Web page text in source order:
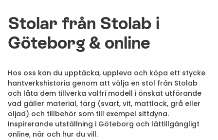
Stolar från Stolab i
Göteborg & online
Hos oss kan du upptäcka, uppleva och köpa ett stycke
hantverkshistoria genom att välja en stol från Stolab
och låta dem tillverka valfri modell i önskat utförande
vad gäller material, färg (svart, vit, mattlack, grå eller
oljad) och tillbehör som till exempel sittdyna.
Inspirerande utställning i Göteborg och lättillgängligt
online, när och hur du vill.